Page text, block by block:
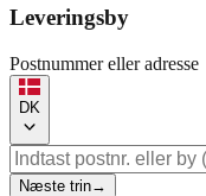
Leveringsby
Postnummer eller adresse
DK
Næste trin→